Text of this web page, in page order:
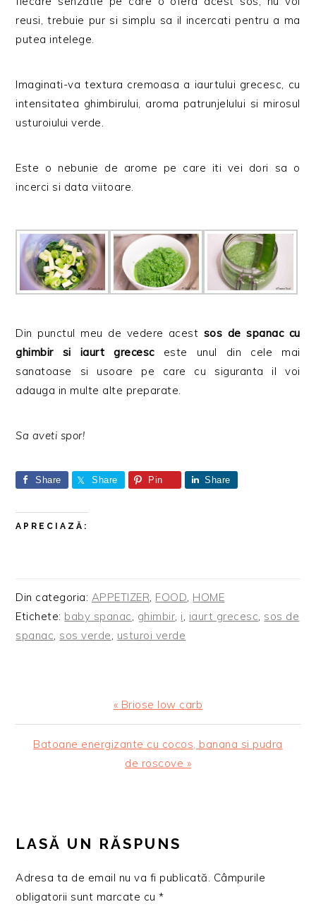
reusi, trebuie pur si simplu sa il incercati pentru a ma
putea intelege.
Imaginati-va textura cremoasa a iaurtului grecesc, cu
intensitatea ghimbirului, aroma patrunjelului si mirosul
usturoiului verde.
Este o nebunie de arome pe care iti vei dori sa o
incerci si data viitoare.
Din punctul meu de vedere acest sos de spanac cu
ghimbir si iaurt grecesceste unul din cele mai
sanatoase si usoare pe care cu siguranta il voi
adauga in multe alte preparate.
Sa aveti spor!
Share Share Pin Share
APRECIAZĂ:
Din categoria: APPETIZER, FOOD, HOME
Etichete: baby spanac, ghimbir, i, iaurt grecesc, sos de
spanac, sos verde, usturoi verde
Articol
anterior:
« Briose low carb
Articolul
Batoane energizante cu cocos, banana si pudra
de roscove »
INTERACTIONS
LASĂ UN RĂSPUNS
Adresa ta de email nu va fi publicată. Câmpurile
obligatorii sunt marcate cu*